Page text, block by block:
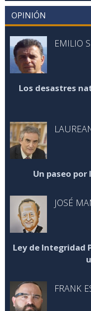
OPINIÓN
EMILIO
Los desastres
Un paseo por
JOSÉ
Ley de Integridad
FRANK